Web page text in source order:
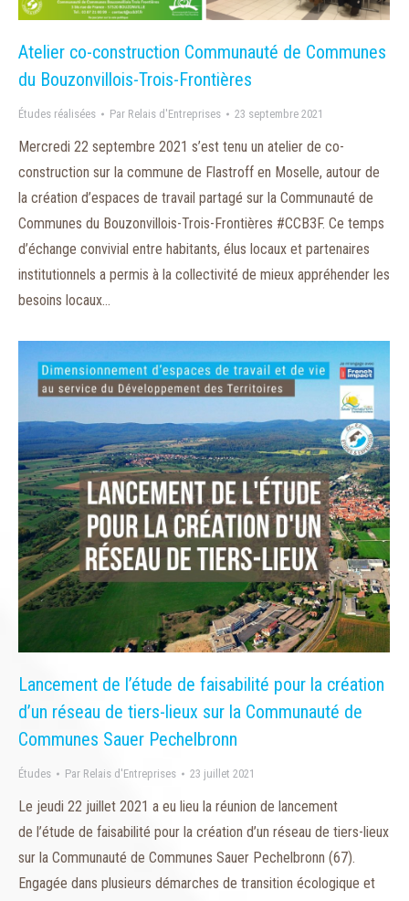
Atelier co-construction Communauté de Communes
du Bouzonvillois-Trois-Frontières
Études réalisées Par Relais d'Entreprises 23 septembre 2021
Mercredi 22 septembre 2021 s’est tenu un atelier de co-
construction sur la commune de Flastroff en Moselle, autour de
la création d’espaces de travail partagé sur la Communauté de
Communes du Bouzonvillois-Trois-Frontières #CCB3F. Ce temps
d’échange convivial entre habitants, élus locaux et partenaires
institutionnels a permis à la collectivité de mieux appréhender les
besoins locaux…
Lancement de l’étude de faisabilité pour la création
d’un réseau de tiers-lieux sur la Communauté de
Communes Sauer Pechelbronn
Études Par Relais d'Entreprises 23 juillet 2021
Le jeudi 22 juillet 2021 a eu lieu la réunion de lancement
de l’étude de faisabilité pour la création d’un réseau de tiers-lieux
sur la Communauté de Communes Sauer Pechelbronn (67).
Engagée dans plusieurs démarches de transition écologique et